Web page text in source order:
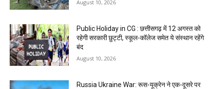
August 10, 2026
Public Holiday in CG : छत्तीसगढ़ में 12 अगस्त को
रहेगी सरकारी छुट्टी, स्कूल-कॉलेज समेत ये संस्थान रहेंगे
बंद
August 10, 2026
Russia Ukraine War: रूस-यूक्रेन ने एक-दूसरे पर